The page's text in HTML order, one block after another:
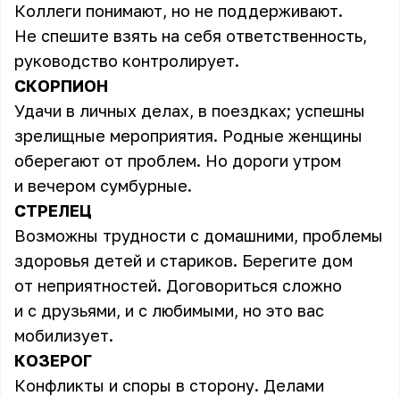
Коллеги понимают, но не поддерживают.
Не спешите взять на себя ответственность,
руководство контролирует.
СКОРПИОН
Удачи в личных делах, в поездках; успешны
зрелищные мероприятия. Родные женщины
оберегают от проблем. Но дороги утром
и вечером сумбурные.
СТРЕЛЕЦ
Возможны трудности с домашними, проблемы
здоровья детей и стариков. Берегите дом
от неприятностей. Договориться сложно
и с друзьями, и с любимыми, но это вас
мобилизует.
КОЗЕРОГ
Конфликты и споры в сторону. Делами